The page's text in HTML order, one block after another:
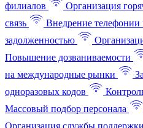
филиалов
Организация
связь
Внедрение
задолженностью
Повышение дозваниваемости
на международные рынки
одноразовых кодов
Массовый подбор персонала
Организация службы поддержки